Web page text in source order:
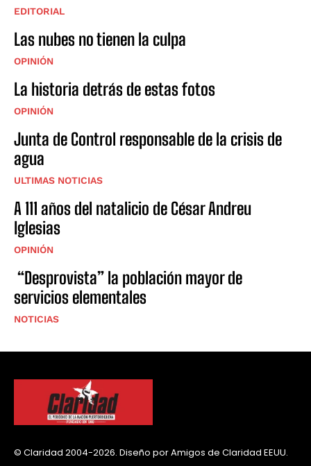
EDITORIAL
Las nubes no tienen la culpa
OPINIÓN
La historia detrás de estas fotos
OPINIÓN
Junta de Control responsable de la crisis de
agua
ULTIMAS NOTICIAS
A 111 años del natalicio de César Andreu
Iglesias
OPINIÓN
“Desprovista” la población mayor de
servicios elementales
NOTICIAS
© Claridad 2004-2026. Diseño por Amigos de Claridad EEUU.